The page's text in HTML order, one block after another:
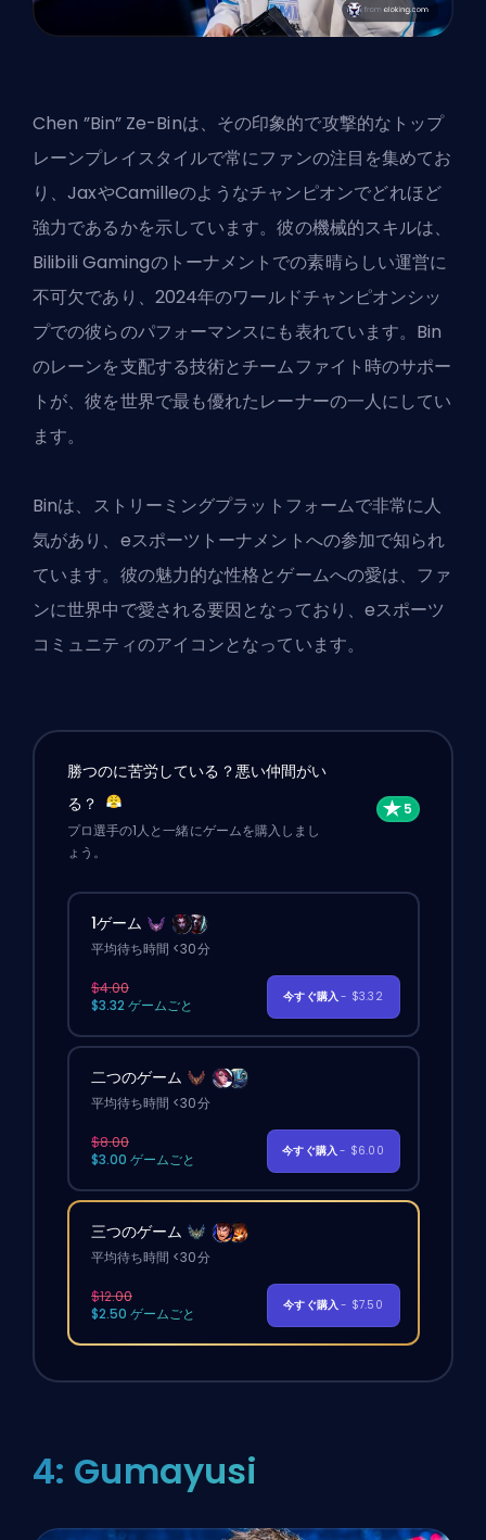
Chen ”Bin” Ze-Binは、その印象的で攻撃的なトップ
レーンプレイスタイルで常にファンの注目を集めてお
り、JaxやCamilleのようなチャンピオンでどれほど
強力であるかを示しています。彼の機械的スキルは、
Bilibili Gamingのトーナメントでの素晴らしい運営に
不可欠であり、2024年のワールドチャンピオンシッ
プでの彼らのパフォーマンスにも表れています。Bin
のレーンを支配する技術とチームファイト時のサポー
トが、彼を世界で最も優れたレーナーの一人にしてい
ます。
Binは、ストリーミングプラットフォームで非常に人
気があり、eスポーツトーナメントへの参加で知られ
ています。彼の魅力的な性格とゲームへの愛は、ファ
ンに世界中で愛される要因となっており、eスポーツ
コミュニティのアイコンとなっています。
勝つのに苦労している？悪い仲間がい
る？
プロ選手の1人と一緒にゲームを購入しまし
ょう。
1ゲーム
平均待ち時間 <30分
$4.00
$3.32 ゲームごと
今すぐ購入- $3.32
二つのゲーム
平均待ち時間 <30分
$8.00
$3.00 ゲームごと
今すぐ購入- $6.00
三つのゲーム
平均待ち時間 <30分
$12.00
$2.50 ゲームごと
今すぐ購入- $7.50
4: Gumayusi